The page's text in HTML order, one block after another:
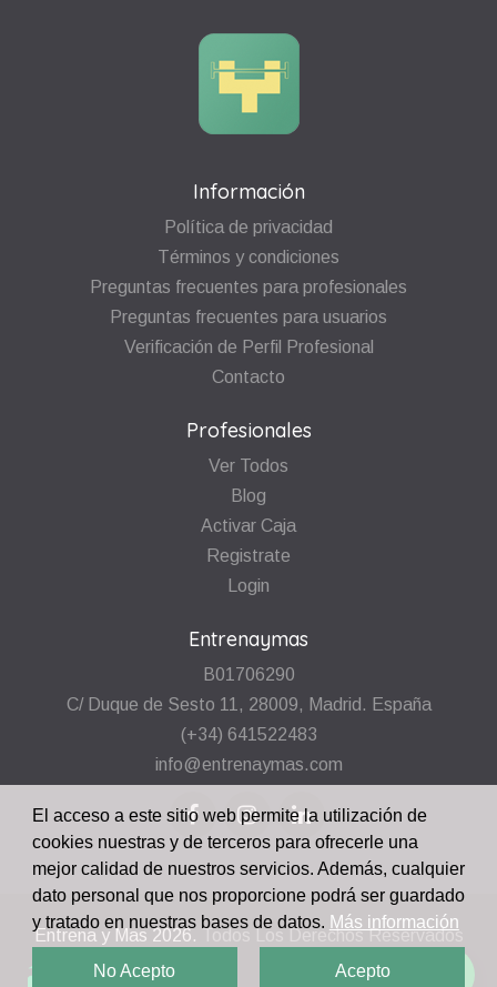
¡Escríbenos!
Información
Política de privacidad
Términos y condiciones
Preguntas frecuentes para profesionales
Preguntas frecuentes para usuarios
Verificación de Perfil Profesional
Contacto
Profesionales
Ver Todos
Blog
Activar Caja
Registrate
Login
Entrenaymas
B01706290
C/ Duque de Sesto 11, 28009, Madrid. España
(+34) 641522483
info@entrenaymas.com
Entrena y Mas 2026. Todos Los Derechos Reservados
El acceso a este sitio web permite la utilización de
cookies nuestras y de terceros para ofrecerle una
mejor calidad de nuestros servicios. Además, cualquier
dato personal que nos proporcione podrá ser guardado
y tratado en nuestras bases de datos. Más información
No Acepto Acepto